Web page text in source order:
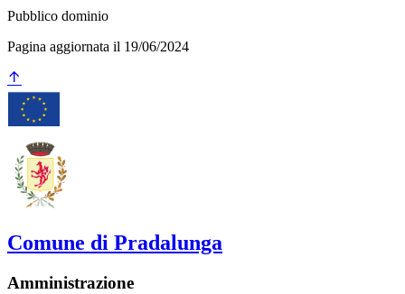
Pubblico dominio
Pagina aggiornata il 19/06/2024
Comune di Pradalunga
Amministrazione